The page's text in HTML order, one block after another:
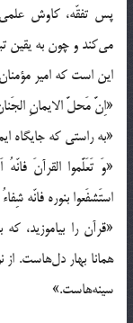
پس تفقّه، كاوش
مى‌كند و چون به يقين
اين است كه امير
«اِنَّ مَحلَّ الايمانِ
«به راستى كه جايگاه
«وَ تَعَلَّموا القرآنَ
استَشفَعوا بنوره فانّه شِفاءُ
«قرآن را بياموزيد،
همانا بهار دل‌هاست.
سينه‌هاست.»